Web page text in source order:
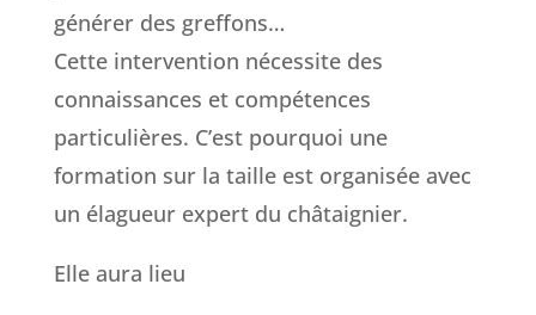
générer des greffons…
Cette intervention nécessite des
connaissances et compétences
particulières. C’est pourquoi une
formation sur la taille est organisée avec
un élagueur expert du châtaignier.
Elle aura lieu